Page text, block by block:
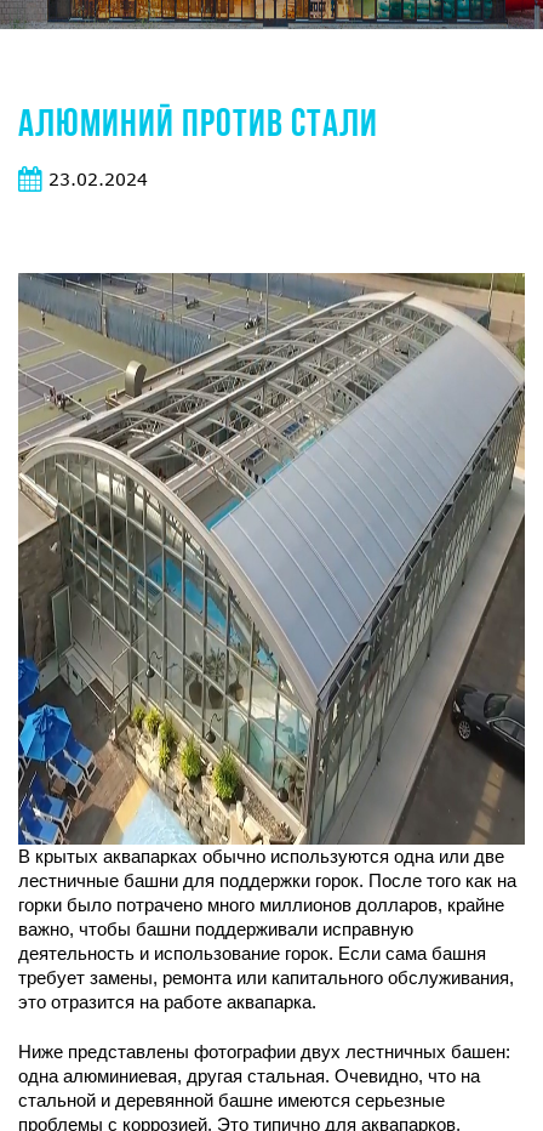
АЛЮМИНИЙ ПРОТИВ СТАЛИ
23.02.2024
В крытых аквапарках обычно используются одна или две
лестничные башни для поддержки горок. После того как на
горки было потрачено много миллионов долларов, крайне
важно, чтобы башни поддерживали исправную
деятельность и использование горок. Если сама башня
требует замены, ремонта или капитального обслуживания,
это отразится на работе аквапарка.
Ниже представлены фотографии двух лестничных башен:
одна алюминиевая, другая стальная. Очевидно, что на
стальной и деревянной башне имеются серьезные
проблемы с коррозией. Это типично для аквапарков,